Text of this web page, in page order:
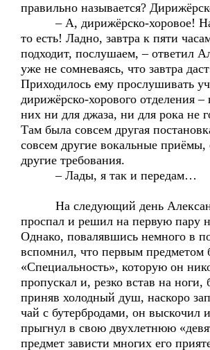
правильно называется?
– А, дирижёрско-хоровое! На
то есть! Ладно, завтра к пяти
подходит, послушаем, – ответил
уже не сомневаясь, что завтра
Приходилось ему прослушивать
дирижёрско-хорового отделения –
них ни для джаза, ни для рока не
Там была совсем другая
совсем другие вокальные приёмы,
другие требования.
– Лады, я так и передам…
На следующий день
проспал и решил на первую пару
Однако, повалявшись немного в
вспомнил, что первым предметом
«Специальность», которую он
пропускал и, резко встав на ноги,
приняв холодный душ, наскоро
чай с бутербродами, он выскочил
прыгнул в свою двухлетнюю
предмет зависти многих его